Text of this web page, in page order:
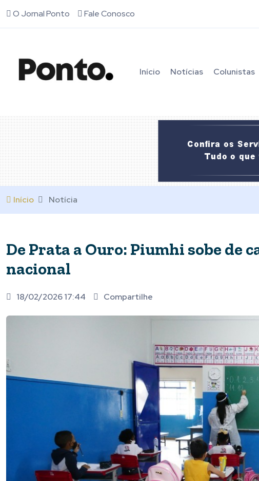
O Jornal Ponto Fale Conosco
Início Notícias Colunistas
Início Notícia
De Prata a Ouro: Piumhi sobe de
nacional
18/02/2026 17:44 Compartilhe